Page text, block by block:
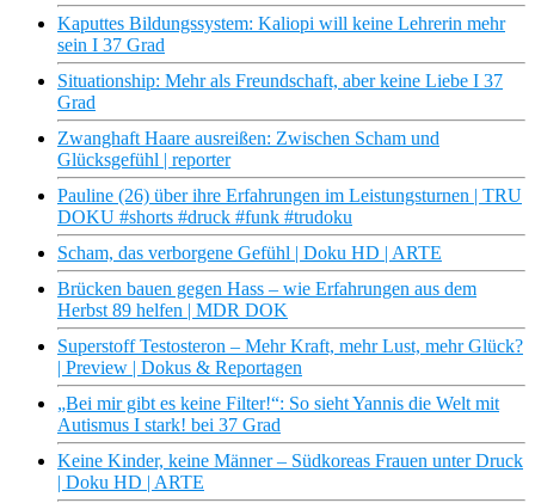
Kaputtes Bildungssystem: Kaliopi will keine Lehrerin mehr
sein I 37 Grad
Situationship: Mehr als Freundschaft, aber keine Liebe I 37
Grad
Zwanghaft Haare ausreißen: Zwischen Scham und
Glücksgefühl | reporter
Pauline (26) über ihre Erfahrungen im Leistungsturnen | TRU
DOKU #shorts #druck #funk #trudoku
Scham, das verborgene Gefühl | Doku HD | ARTE
Brücken bauen gegen Hass – wie Erfahrungen aus dem
Herbst 89 helfen | MDR DOK
Superstoff Testosteron – Mehr Kraft, mehr Lust, mehr Glück?
| Preview | Dokus & Reportagen
„Bei mir gibt es keine Filter!“: So sieht Yannis die Welt mit
Autismus I stark! bei 37 Grad
Keine Kinder, keine Männer – Südkoreas Frauen unter Druck
| Doku HD | ARTE